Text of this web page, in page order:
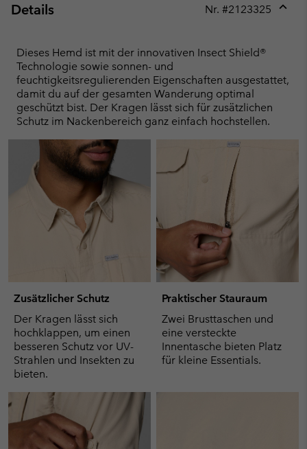
Details Nr. #2123325
Dieses Hemd ist mit der innovativen Insect Shield®
Technologie sowie sonnen- und
feuchtigkeitsregulierenden Eigenschaften ausgestattet,
damit du auf der gesamten Wanderung optimal
geschützt bist. Der Kragen lässt sich für zusätzlichen
Schutz im Nackenbereich ganz einfach hochstellen.
Zusätzlicher Schutz
Der Kragen lässt sich
hochklappen, um einen
besseren Schutz vor UV-
Strahlen und Insekten zu
bieten.
Praktischer Stauraum
Zwei Brusttaschen und
eine versteckte
Innentasche bieten Platz
für kleine Essentials.